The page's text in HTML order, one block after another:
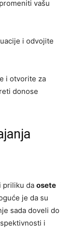
vašu
i odvojite
i otvorite za
donose
priliku da osete
je da su
sada doveli do
i